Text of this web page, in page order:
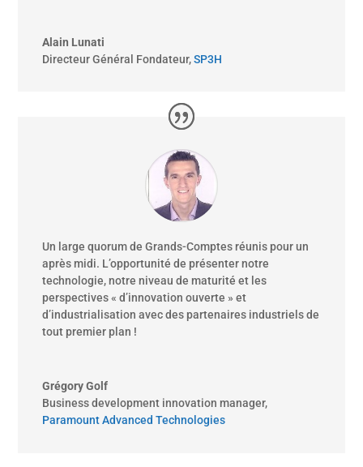
Alain Lunati
Directeur Général Fondateur, SP3H
Un large quorum de Grands-Comptes réunis pour un
après midi. L’opportunité de présenter notre
technologie, notre niveau de maturité et les
perspectives « d’innovation ouverte » et
d’industrialisation avec des partenaires industriels de
tout premier plan !
Grégory Golf
Business development innovation manager,
Paramount Advanced Technologies